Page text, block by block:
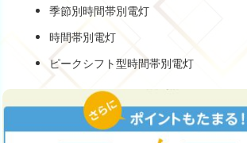
季節別時間帯別電灯
時間帯別電灯
ピークシフト型時間帯別電灯